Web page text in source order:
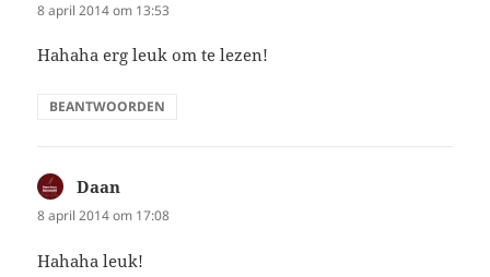
8 april 2014 om 13:53
Hahaha erg leuk om te lezen!
BEANTWOORDEN
Daan
8 april 2014 om 17:08
Hahaha leuk!